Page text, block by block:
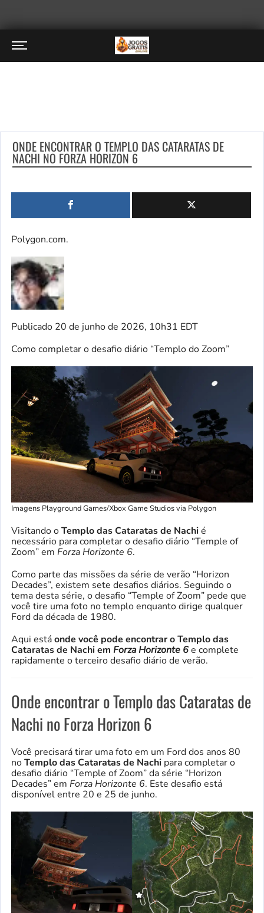
ONDE ENCONTRAR O TEMPLO DAS CATARATAS DE
NACHI NO FORZA HORIZON 6
Polygon.com.
Publicado 20 de junho de 2026, 10h31 EDT
Como completar o desafio diário “Templo do Zoom”
Imagens Playground Games/Xbox Game Studios via Polygon
Visitando oTemplo das Cataratas de Nachié
necessário para completar o desafio diário “Temple of
Zoom” em Forza Horizonte 6.
Como parte das missões da série de verão “Horizon
Decades”, existem sete desafios diários. Seguindo o
tema desta série, o desafio “Temple of Zoom” pede que
você tire uma foto no templo enquanto dirige qualquer
Ford da década de 1980.
Aqui estáonde você pode encontrar o Templo das
Cataratas de Nachi em Forza Horizonte 6e complete
rapidamente o terceiro desafio diário de verão.
Onde encontrar o Templo das Cataratas de
Nachi no Forza Horizon 6
Você precisará tirar uma foto em um Ford dos anos 80
noTemplo das Cataratas de Nachi para completar o
desafio diário “Temple of Zoom” da série “Horizon
Decades” em Forza Horizonte 6. Este desafio está
disponível entre 20 e 25 de junho.